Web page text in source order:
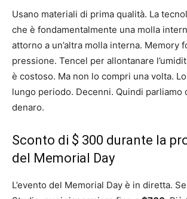
Usano materiali di prima qualità. La
che è fondamentalmente una molla
attorno a un’altra molla interna. Memory
pressione. Tencel per allontanare
è costoso. Ma non lo compri una volta.
lungo periodo. Decenni. Quindi parliamo
denaro.
Sconto di $ 300 durante la
del Memorial Day
L’evento del Memorial Day è in diretta.